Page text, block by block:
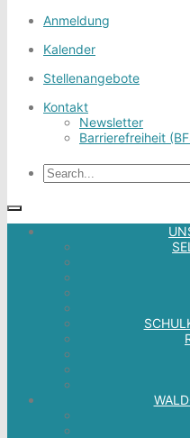
Anmeldung
Kalender
Stellenangebote
Kontakt
Newsletter
Barrierefreiheit